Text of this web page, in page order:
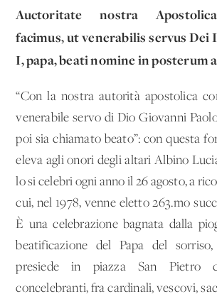
Auctoritate nostra
facimus, ut venerabilis servus Dei
I, papa, beati nomine in posterum
“Con la nostra autorità apostolica
venerabile servo di Dio Giovanni Paolo
poi sia chiamato beato”: con questa
eleva agli onori degli altari Albino
lo si celebri ogni anno il 26 agosto, a
cui, nel 1978, venne eletto 263.mo
È una celebrazione bagnata dalla
beatificazione del Papa del
presiede in piazza San Pietro
concelebranti, fra cardinali, vescovi,